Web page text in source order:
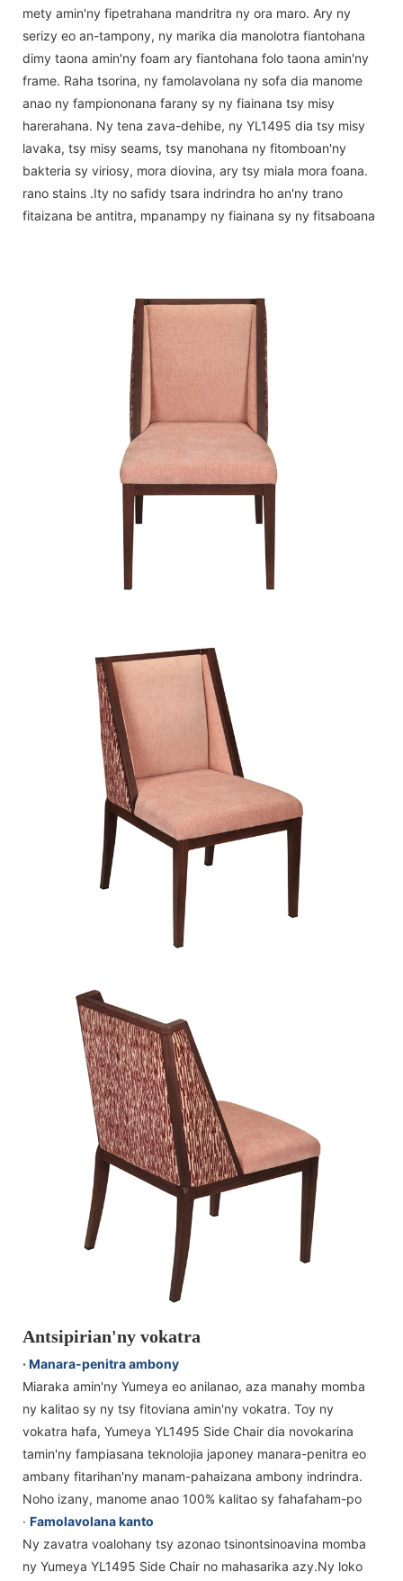
mety amin'ny fipetrahana mandritra ny ora maro. Ary ny
serizy eo an-tampony, ny marika dia manolotra fiantohana
dimy taona amin'ny foam ary fiantohana folo taona amin'ny
frame. Raha tsorina, ny famolavolana ny sofa dia manome
anao ny fampiononana farany sy ny fiainana tsy misy
harerahana. Ny tena zava-dehibe, ny YL1495 dia tsy misy
lavaka, tsy misy seams, tsy manohana ny fitomboan'ny
bakteria sy viriosy, mora diovina, ary tsy miala mora foana.
rano stains .Ity no safidy tsara indrindra ho an'ny trano
fitaizana be antitra, mpanampy ny fiainana sy ny fitsaboana
Antsipirian'ny vokatra
· Manara-penitra ambony
Miaraka amin'ny Yumeya eo anilanao, aza manahy momba
ny kalitao sy ny tsy fitoviana amin'ny vokatra. Toy ny
vokatra hafa, Yumeya YL1495 Side Chair dia novokarina
tamin'ny fampiasana teknolojia japoney manara-penitra eo
ambany fitarihan'ny manam-pahaizana ambony indrindra.
Noho izany, manome anao 100% kalitao sy fahafaham-po
· Famolavolana kanto
Ny zavatra voalohany tsy azonao tsinontsinoavina momba
ny Yumeya YL1495 Side Chair no mahasarika azy.Ny loko